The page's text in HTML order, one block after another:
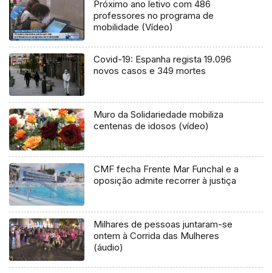
Próximo ano letivo com 486
professores no programa de
mobilidade (Vídeo)
Covid-19: Espanha regista 19.096
novos casos e 349 mortes
Muro da Solidariedade mobiliza
centenas de idosos (vídeo)
CMF fecha Frente Mar Funchal e a
oposição admite recorrer à justiça
Milhares de pessoas juntaram-se
ontem à Corrida das Mulheres
(áudio)